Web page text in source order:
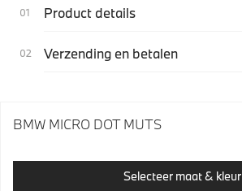
Product details
Verzending en betalen
BMW MICRO DOT MUTS
Selecteer maat & kleur